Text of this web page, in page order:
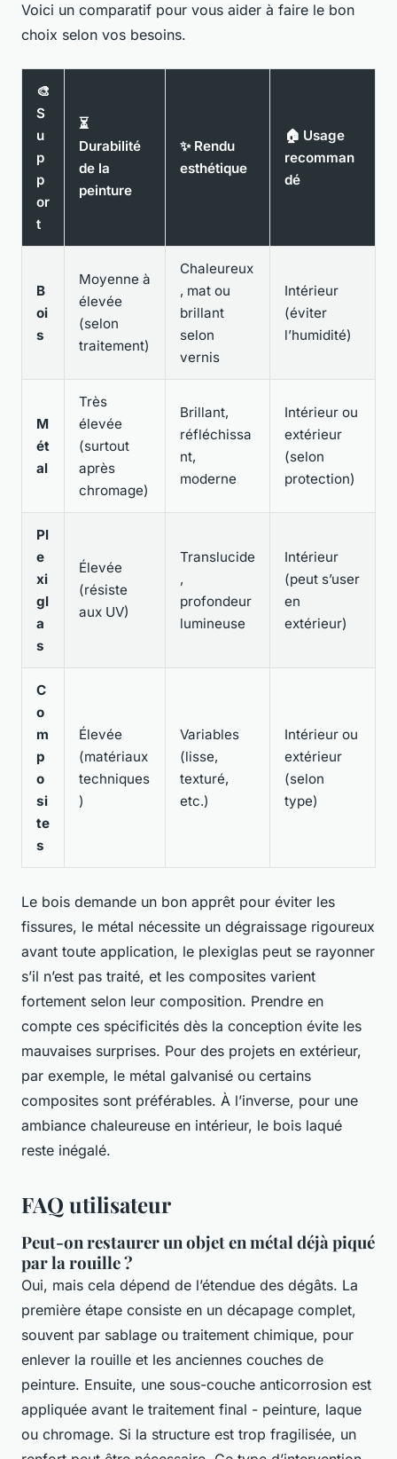
Voici un comparatif pour vous aider à faire le bon
choix selon vos besoins.
🎨
S
u
p
p
or
t
⏳
Durabilité
de la
peinture
✨ Rendu
esthétique
🏠 Usage
recomman
dé
B
oi
s
Moyenne à
élevée
(selon
traitement)
Chaleureux
, mat ou
brillant
selon
vernis
Intérieur
(éviter
l’humidité)
M
ét
al
Très
élevée
(surtout
après
chromage)
Brillant,
réfléchissa
nt,
moderne
Intérieur ou
extérieur
(selon
protection)
Pl
e
xi
gl
a
s
Élevée
(résiste
aux UV)
Translucide
,
profondeur
lumineuse
Intérieur
(peut s’user
en
extérieur)
C
o
m
p
o
si
te
s
Élevée
(matériaux
techniques
)
Variables
(lisse,
texturé,
etc.)
Intérieur ou
extérieur
(selon
type)
Le bois demande un bon apprêt pour éviter les
fissures, le métal nécessite un dégraissage rigoureux
avant toute application, le plexiglas peut se rayonner
s’il n’est pas traité, et les composites varient
fortement selon leur composition. Prendre en
compte ces spécificités dès la conception évite les
mauvaises surprises. Pour des projets en extérieur,
par exemple, le métal galvanisé ou certains
composites sont préférables. À l’inverse, pour une
ambiance chaleureuse en intérieur, le bois laqué
reste inégalé.
FAQ utilisateur
Peut-on restaurer un objet en métal déjà piqué
par la rouille ?
Oui, mais cela dépend de l’étendue des dégâts. La
première étape consiste en un décapage complet,
souvent par sablage ou traitement chimique, pour
enlever la rouille et les anciennes couches de
peinture. Ensuite, une sous-couche anticorrosion est
appliquée avant le traitement final - peinture, laque
ou chromage. Si la structure est trop fragilisée, un